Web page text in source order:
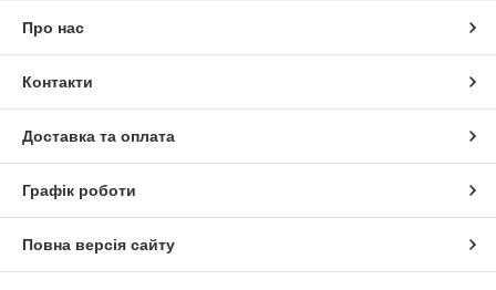
Про нас
Контакти
Доставка та оплата
Графік роботи
Повна версія сайту